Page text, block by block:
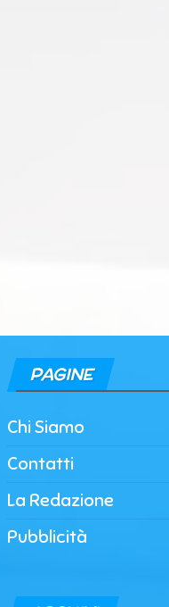
PAGINE
Chi Siamo
Contatti
La Redazione
Pubblicità